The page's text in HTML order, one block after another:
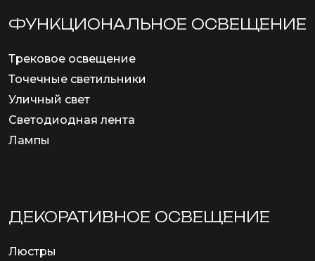
ФУНКЦИОНА­ЛЬНОЕ ОСВЕЩЕНИЕ
Трековое освещение
Точечные светильники
Уличный свет
Светодиодная лента
Лампы
ДЕКОРАТИВНОЕ ОСВЕЩЕНИЕ
Люстры